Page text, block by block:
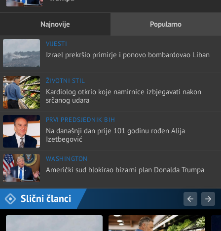
Najnovije Popularno
VIJESTI
Izrael prekršio primirje i ponovo bombardovao Liban
ŽIVOTNI STIL
Kardiolog otkrio koje namirnice izbjegavati nakon
srčanog udara
PRVI PREDSJEDNIK BIH
Na današnji dan prije 101 godinu rođen Alija
Izetbegović
WASHINGTON
Američki sud blokirao bizarni plan Donalda Trumpa
Slični članci